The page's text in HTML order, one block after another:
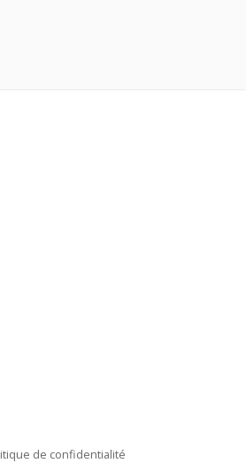
de confidentialité